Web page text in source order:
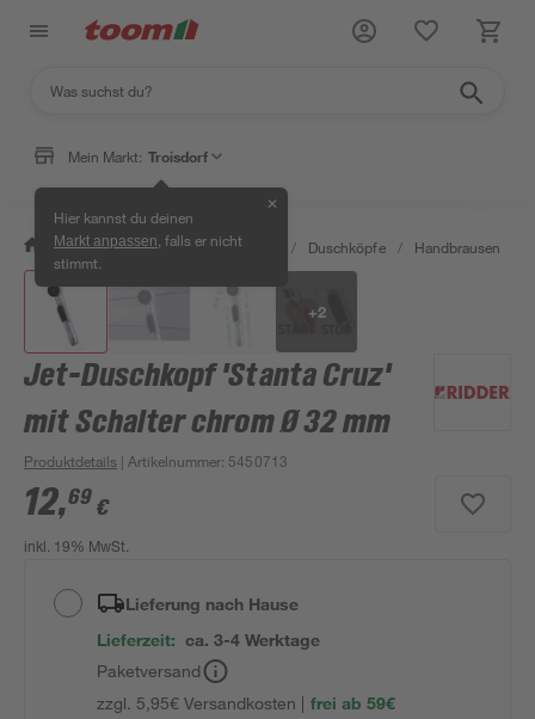
Mein Markt: Troisdorf
Hier kannst du deinen
Markt anpassen , falls er nicht
stimmt.
✕
/ Bad & Sanitär / Badarmaturen / Duschköpfe / Handbrausen
+2
Jet-Duschkopf 'Stanta Cruz'
mit Schalter chrom Ø 32 mm
Produktdetails | Artikelnummer: 5450713
12,69 €
inkl. 19% MwSt.
Lieferung nach Hause
Lieferzeit: ca. 3-4 Werktage
Paketversand
zzgl. 5,95€ Versandkosten | frei ab 59€